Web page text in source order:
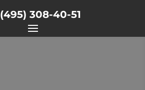
308-40-51